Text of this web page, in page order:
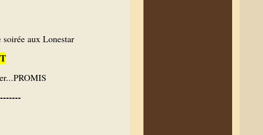
aux Lonestar